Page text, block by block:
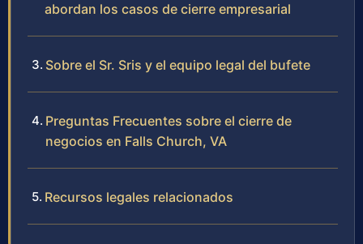
abordan los casos de cierre empresarial
Sobre el Sr. Sris y el equipo legal del bufete
Preguntas Frecuentes sobre el cierre de
negocios en Falls Church, VA
Recursos legales relacionados